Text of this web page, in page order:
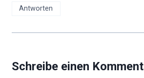
Antworten
Schreibe einen